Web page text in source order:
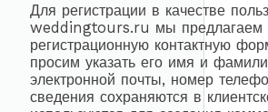
Для регистрации в качестве
weddingtours.ru мы предлагаем
регистрационную контактную
просим указать его имя и
электронной почты, номер
сведения сохраняются в